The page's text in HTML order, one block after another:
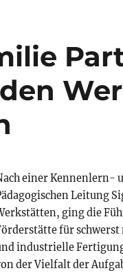
einer Kennenlern-
Leitung
ging die
für schwerst
industrielle
der Vielfalt der